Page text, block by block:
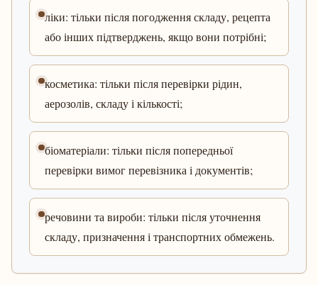
ліки: тільки після погодження складу, рецепта
або інших підтверджень, якщо вони потрібні;
косметика: тільки після перевірки рідин,
аерозолів, складу і кількості;
біоматеріали: тільки після попередньої
перевірки вимог перевізника і документів;
речовини та вироби: тільки після уточнення
складу, призначення і транспортних обмежень.